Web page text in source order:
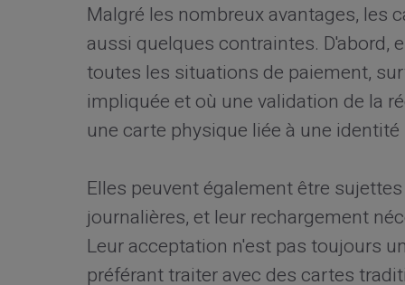
Malgré les nombreux avantages, les
aussi quelques contraintes. D'abord,
toutes les situations de paiement,
impliquée et où une validation de la
une carte physique liée à une
Elles peuvent également être
journalières, et leur rechargement
Leur acceptation n'est pas toujours
préférant traiter avec des cartes